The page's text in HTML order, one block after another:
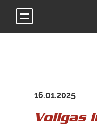
16.01.2025
Vollgas